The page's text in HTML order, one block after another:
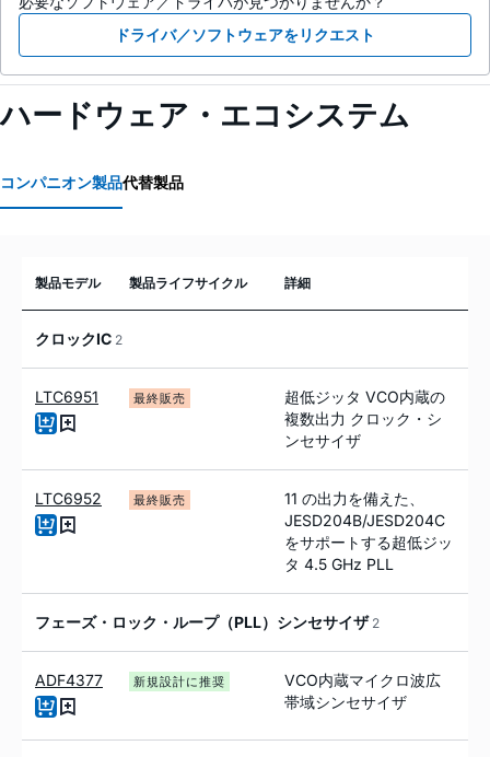
ドライバ／ソフトウェアをリクエスト
ハードウェア・エコシステム
コンパニオン製品代替製品
製品モデル 製品ライフサイクル 詳細
クロックIC 2
LTC6951 最終販売
超低ジッタ VCO内蔵の
複数出力 クロック・シ
ンセサイザ
LTC6952 最終販売
11 の出力を備えた、
JESD204B/JESD204C
をサポートする超低ジッ
タ 4.5 GHz PLL
フェーズ・ロック・ループ（PLL）シンセサイザ 2
ADF4377 新規設計に推奨
VCO内蔵マイクロ波広
帯域シンセサイザ